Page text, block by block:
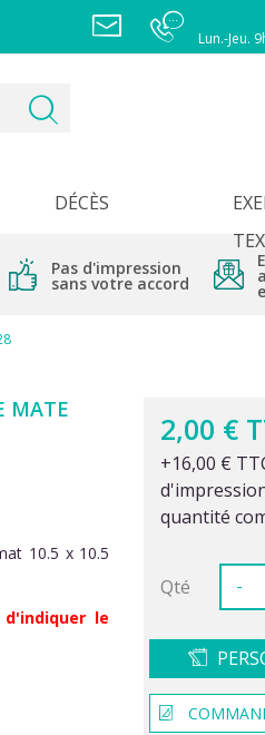
Lun.-Jeu.
DÉCÈS
Pas d'impression
sans votre accord
MATE
10.5 x 10.5
le
2,00 €
+16,00 €
quantité
Qté -